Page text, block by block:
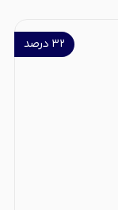
۳۲ درصد